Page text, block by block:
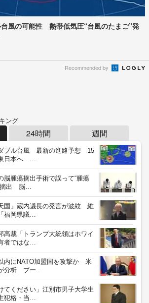
台風の可能性 熱帯低気圧“台風のたまご”発
Recommended by
ング
24時間 週間
ダブル台風 最新の進路予想 15
日本へ …
脳腫瘍摘出手術で誤って“腫瘍
摘出 脳…
国」蔵内議長の発言が波紋 維
福岡県議…
高裁「トランプ大統領はホワイ
者ではな…
内にNATO加盟国を攻撃か 米
分析 プー…
てください」江別市男子大学生
格・当…